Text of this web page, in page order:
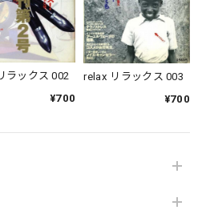
relax リラックス 002
¥700
relax リラックス 003
¥700